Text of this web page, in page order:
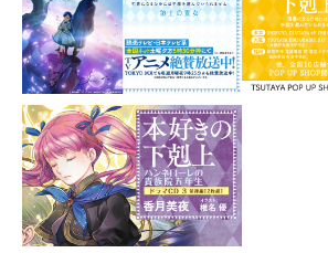
仕様 ： 本体／スタンド／ナスカン